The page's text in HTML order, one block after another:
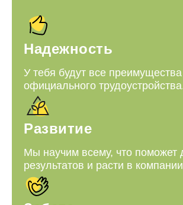
Надежность
У тебя будут все преимущества
официального
Развитие
Мы научим всему, что поможет
результатов и расти в